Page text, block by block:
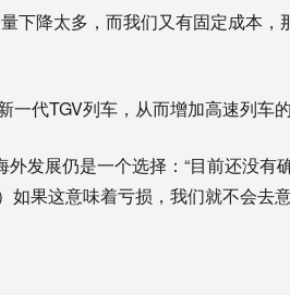
下降太多，而我们又有固定成本，
代TGV列车，从而增加高速列车的
发展仍是一个选择：“目前还没有
果这意味着亏损，我们就不会去